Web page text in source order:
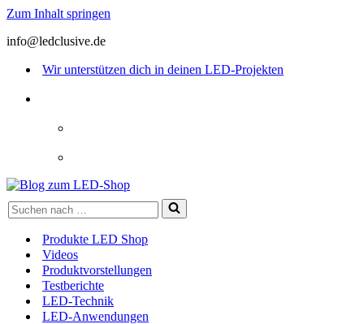
Zum Inhalt springen
info@ledclusive.de
Wir unterstützen dich in deinen LED-Projekten
Suchen
nach …
Produkte LED Shop
Videos
Produktvorstellungen
Testberichte
LED-Technik
LED-Anwendungen